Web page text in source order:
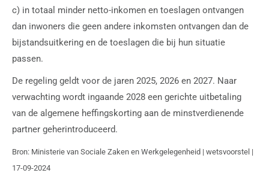
c) in totaal minder netto-inkomen en toeslagen ontvangen
dan inwoners die geen andere inkomsten ontvangen dan de
bijstandsuitkering en de toeslagen die bij hun situatie
passen.
De regeling geldt voor de jaren 2025, 2026 en 2027. Naar
verwachting wordt ingaande 2028 een gerichte uitbetaling
van de algemene heffingskorting aan de minstverdienende
partner geherintroduceerd.
Bron: Ministerie van Sociale Zaken en Werkgelegenheid | wetsvoorstel |
17-09-2024